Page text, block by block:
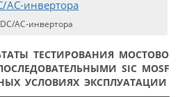
AC-инвертора
ТЕСТИРОВАНИЯ
SIC
УСЛОВИЯХ ЭКСПЛУАТАЦИИ